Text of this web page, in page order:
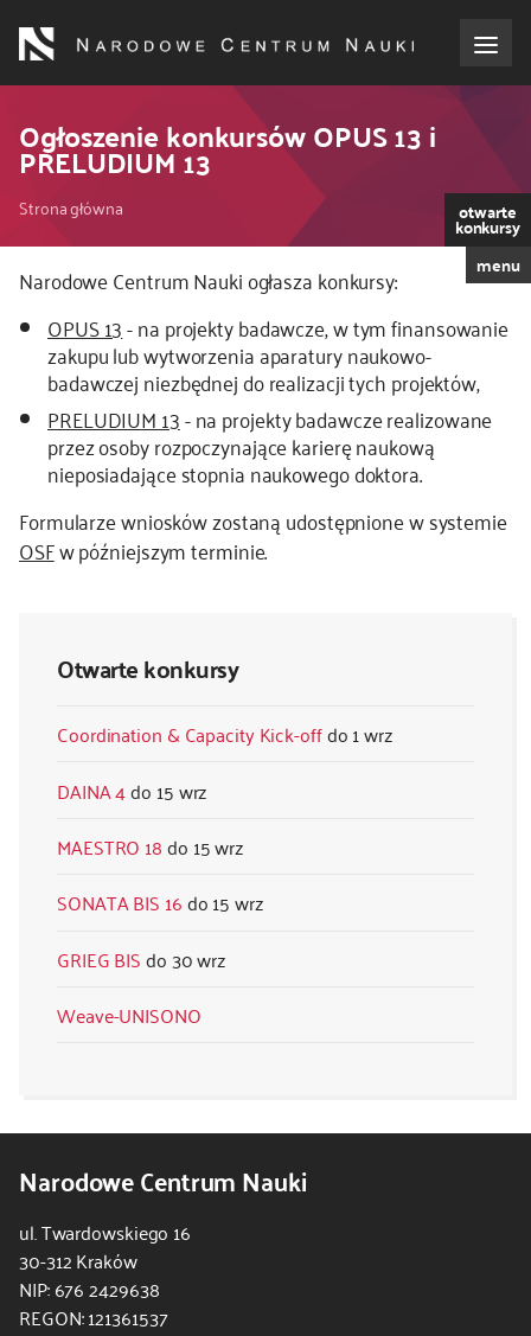
treści
o NCN
dla wnioskodawców
dla realizujących projekty
dla ekspertów
efekty NCN
współpraca międzynarodowa
nagroda NCN
kontakt
Ogłoszenie konkursów OPUS 13 i
PRELUDIUM 13
Ścieżka
nawigacyjna
Strona główna otwarte
konkursy
menu
Otwarte konkursy
Coordination & Capacity Kick-off
1 wrz
DAINA 4
15 wrz
MAESTRO 18
15 wrz
SONATA BIS 16
15 wrz
GRIEG BIS
30 wrz
Weave-UNISONO
Narodowe Centrum Nauki ogłasza konkursy:
OPUS 13- na projekty badawcze, w tym finansowanie
zakupu lub wytworzenia aparatury naukowo-
badawczej niezbędnej do realizacji tych projektów,
PRELUDIUM 13- na projekty badawcze realizowane
przez osoby rozpoczynające karierę naukową
nieposiadające stopnia naukowego doktora.
Formularze wniosków zostaną udostępnione w systemie
OSFw późniejszym terminie.
Narodowe Centrum Nauki
ul. Twardowskiego 16
30-312 Kraków
NIP: 676 2429638
REGON: 121361537